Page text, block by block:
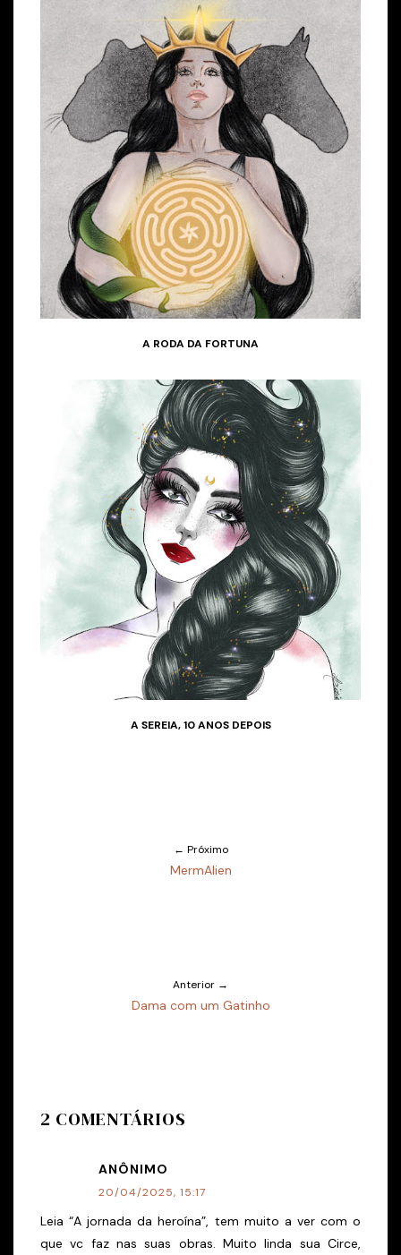
A RODA DA FORTUNA
A SEREIA, 10 ANOS DEPOIS
← Próximo
MermAlien
Anterior →
Dama com um Gatinho
2 COMENTÁRIOS
ANÔNIMO
20/04/2025, 15:17
Leia “A jornada da heroína”, tem muito a ver com o
que vc faz nas suas obras. Muito linda sua Circe,